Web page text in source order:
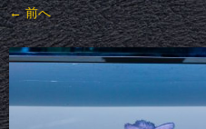
← 前へ